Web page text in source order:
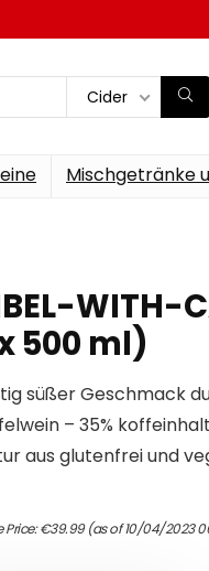
Cider
Mischgetränke
WITH-
500 ml)
süßer Geschmack
– 35%
aus glutenfrei und
Price:€39.99(as of 10/04/2023